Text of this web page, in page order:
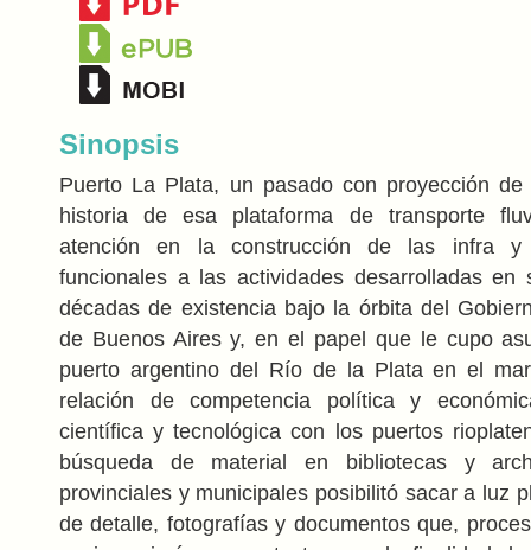
Sinopsis
Puerto La Plata, un pasado con proyección
historia de esa plataforma de transporte
atención en la construcción de las infra y
funcionales a las actividades desarrolladas en
décadas de existencia bajo la órbita del
de Buenos Aires y, en el papel que le cupo
puerto argentino del Río de la Plata en el
relación de competencia política y
científica y tecnológica con los puertos
búsqueda de material en bibliotecas y
provinciales y municipales posibilitó sacar a luz
de detalle, fotografías y documentos que,